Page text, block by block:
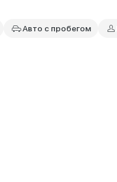
Авто с пробегом